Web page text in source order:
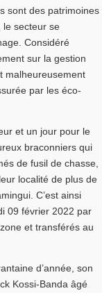
sont des patrimoines
le secteur se
Considéré
sur la gestion
malheureusement
par les éco-
et un jour pour le
braconniers qui
de fusil de chasse,
localité de plus de
C’est ainsi
09 février 2022 par
et transférés au
d’année, son
Kossi-Banda âgé